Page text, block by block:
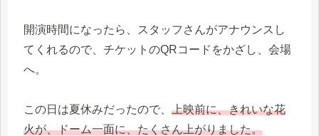
開演時間になったら、スタッフさんがアナウンスし
てくれるので、チケットのQRコードをかざし、会場
へ。
この日は夏休みだったので、 上映前に、きれいな花
火が、ドーム一面に、たくさん上がりました。